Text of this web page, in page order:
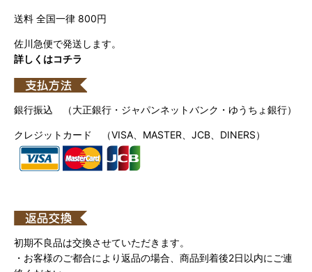
送料 全国一律 800円
佐川急便で発送します。
詳しくはコチラ
銀行振込 （大正銀行・ジャパンネットバンク・ゆうちょ銀行）
クレジットカード （VISA、MASTER、JCB、DINERS）
初期不良品は交換させていただきます。
・お客様のご都合により返品の場合、商品到着後2日以内にご連